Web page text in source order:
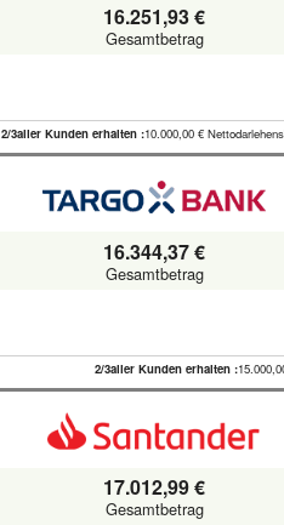
16.251,93 €
Gesamtbetrag
2/3aller Kunden erhalten :10.000,00 €
16.344,37 €
Gesamtbetrag
2/3aller Kunden erhalten :
17.012,99 €
Gesamtbetrag